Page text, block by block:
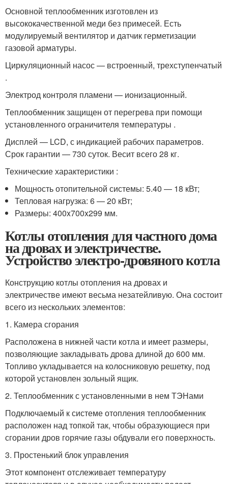
Основной теплообменник изготовлен из
высококачественной меди без примесей. Есть
модулируемый вентилятор и датчик герметизации
газовой арматуры.
Циркуляционный насос — встроенный, трехступенчатый
.
Электрод контроля пламени — ионизационный.
Теплообменник защищен от перегрева при помощи
установленного ограничителя температуры .
Дисплей — LCD, с индикацией рабочих параметров.
Срок гарантии — 730 суток. Весит всего 28 кг.
Технические характеристики :
Мощность отопительной системы: 5.40 — 18 кВт;
Тепловая нагрузка: 6 — 20 кВт;
Размеры: 400x700x299 мм.
Котлы отопления для частного дома
на дровах и электричестве.
Устройство электро-дровяного котла
Конструкцию котлы отопления на дровах и
электричестве имеют весьма незатейливую. Она состоит
всего из нескольких элементов:
1. Камера сгорания
Расположена в нижней части котла и имеет размеры,
позволяющие закладывать дрова длиной до 600 мм.
Топливо укладывается на колосниковую решетку, под
которой установлен зольный ящик.
2. Теплообменник с установленными в нем ТЭНами
Подключаемый к системе отопления теплообменник
расположен над топкой так, чтобы образующиеся при
сгорании дров горячие газы обдували его поверхность.
3. Простенький блок управления
Этот компонент отслеживает температуру